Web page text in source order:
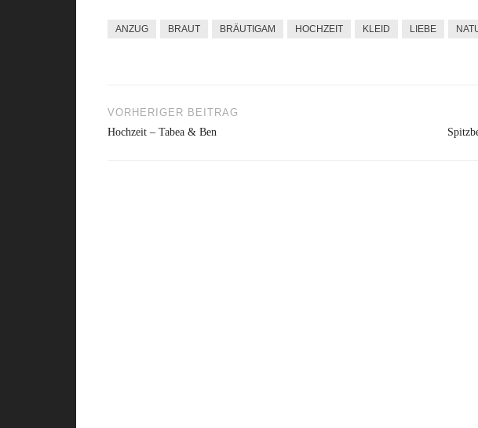
ANZUG BRAUT BRÄUTIGAM HOCHZEIT KLEID LIEBE
Beitragsnavigation
VORHERIGER BEITRAG
Hochzeit – Tabea & Ben